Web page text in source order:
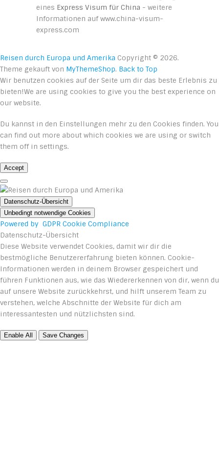
eines Express Visum für China - weitere
Informationen auf www.china-visum-
express.com
Reisen durch Europa und Amerika Copyright © 2026.
Theme gekauft von MyThemeShop. Back to Top
Wir benutzen cookies auf der Seite um dir das beste Erlebnis zu
bieten!We are using cookies to give you the best experience on
our website.
Du kannst in den Einstellungen mehr zu den Cookies finden. You
can find out more about which cookies we are using or switch
them off in settings.
Accept
Datenschutz-Übersicht
Unbedingt notwendige Cookies
Powered by GDPR Cookie Compliance
Datenschutz-Übersicht
Diese Website verwendet Cookies, damit wir dir die
bestmögliche Benutzererfahrung bieten können. Cookie-
Informationen werden in deinem Browser gespeichert und
führen Funktionen aus, wie das Wiedererkennen von dir, wenn du
auf unsere Website zurückkehrst, und hilft unserem Team zu
verstehen, welche Abschnitte der Website für dich am
interessantesten und nützlichsten sind.
Enable All Save Changes